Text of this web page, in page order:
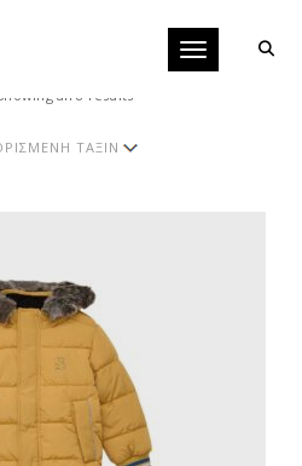
Toggle
Showing all 8 results